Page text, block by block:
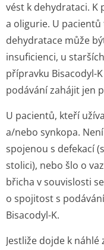
vést k dehydrataci. K
a oligurie. U
dehydratace může
insuficienci, u
přípravku Bisacodyl-
podávání zahájit jen
U pacientů, kteří
a/nebo synkopa.
spojenou s defekací
stolici), nebo šlo o
břicha v souvislosti
o spojitost s
Bisacodyl-K.
Jestliže dojde k